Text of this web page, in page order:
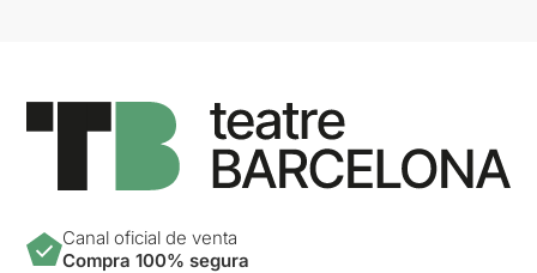
Canal oficial de venta
Compra 100% segura